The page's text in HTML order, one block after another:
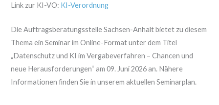
Link zur KI-VO: KI-Verordnung
Die Auftragsberatungsstelle Sachsen-Anhalt bietet zu diesem
Thema ein Seminar im Online-Format unter dem Titel
„Datenschutz und KI im Vergabeverfahren – Chancen und
neue Herausforderungen“ am 09. Juni 2026 an. Nähere
Informationen finden Sie in unserem aktuellen Seminarplan.